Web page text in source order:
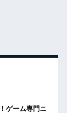
ゲーム専門ニ